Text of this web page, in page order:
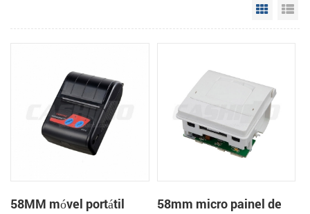
Grid
58MM móvel portátil
58mm micro painel de